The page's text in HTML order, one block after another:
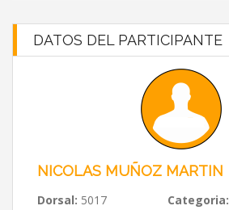
DATOS DEL PARTICIPANTE
NICOLAS MUÑOZ MARTIN
Dorsal: 5017 Categoria: